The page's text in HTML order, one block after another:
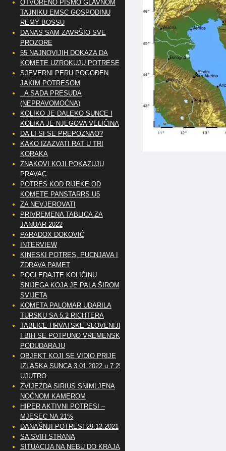
OTVORENO PISMO GLAVNOM
TAJNIKU EMSC GOSPODINU
REMY BOSSU
DANAS SAM ZAVRŠIO SVE
PROZORE
55 NAJNOVIJIH DOKAZA DA
KOMETE UZROKUJU POTRESE
SJEVERNI PERU POGOĐEN
JAKIM POTRESOM
..A SADA PRESUDA
(NEPRAVOMOĆNA)
KOLIKO JE DALEKO SUNCE I
KOLIKA JE NJEGOVA VELIČINA
DA LI SI SE PREPOZNAO?
KAKO IZAZVATI RAT U TRI
KORAKA
ZNAKOVI KOJI POKAZUJU
PRAVAC
POTRES KOD RIJEKE OD
KOMETE PANSTARRS U5
ZA NEVJEROVATI
PRIVREMENA TABLICA ZA
JANUAR 2022
PARADOX ĐOKOVIĆ
INTERVIEW
KINESKI POTRES, PUCNJAVA I
ZDRAVA PAMET
POGLEDAJTE KOLIČINU
SNIJEGA KOJA JE PALA ŠIROM
SVIJETA
KOMETA PALOMAR UDARILA
TURSKU SA 5.2 RICHTERA
TABLICE HRVATSKE SLOVENIJE
I BIH SE POTPUNO VREMENSKI
PODUDARAJU
OBJEKT KOJI SE VIDIO PRIJE
IZLASKA SUNCA 3.01.2022 u 7:25
UJUTRO
ZVIJEZDA SIRIUS SNIMLJENA
NOĆNOM KAMEROM
HIPER AKTIVNI POTRESI –
MJESEC NA 21%
DANAŠNJI POTRESI 29.12.2021
SA SVIH STRANA
SITUACIJA NA NEBU DO KRAJA